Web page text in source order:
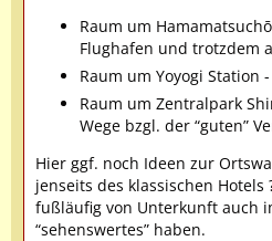
Raum um
Flughafen und trotzdem
Raum um Yoyogi Station
Raum um Zentralpark
Wege bzgl. der “guten”
Hier ggf. noch Ideen zur
jenseits des klassischen
fußläufig von Unterkunft auch
“sehenswertes” haben.